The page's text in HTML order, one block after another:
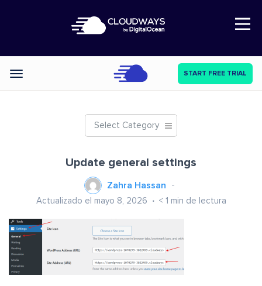
Open Nav
Categories START FREE TRIAL
Select Category
Update general settings
Zahra Hassan
Actualizado el mayo 8, 2026 < 1 min de lectura